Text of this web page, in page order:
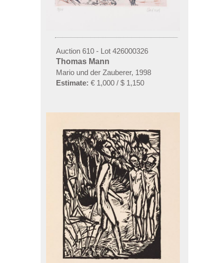
Auction 610 - Lot 426000326
Thomas Mann
Mario und der Zauberer, 1998
Estimate: € 1,000 / $ 1,150